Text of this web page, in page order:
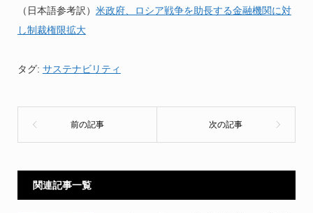
（日本語参考訳） 米政府、ロシア戦争を助長する金融機関に対
し制裁権限拡大
タグ: サステナビリティ
関連記事一覧